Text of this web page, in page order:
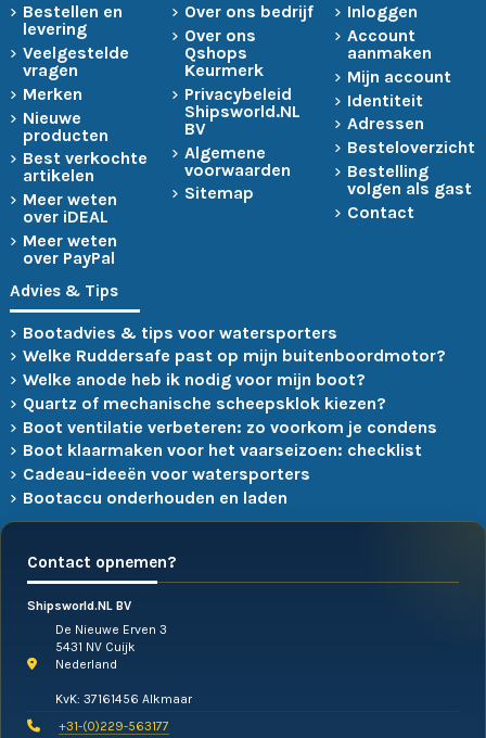
Bestellen en
levering
Veelgestelde
vragen
Merken
Nieuwe
producten
Best verkochte
artikelen
Meer weten
over iDEAL
Meer weten
over PayPal
Over ons bedrijf
Over ons
Qshops
Keurmerk
Privacybeleid
Shipsworld.NL
BV
Algemene
voorwaarden
Sitemap
Inloggen
Account
aanmaken
Mijn account
Identiteit
Adressen
Besteloverzicht
Bestelling
volgen als gast
Contact
Advies & Tips
Bootadvies & tips voor watersporters
Welke Ruddersafe past op mijn buitenboordmotor?
Welke anode heb ik nodig voor mijn boot?
Quartz of mechanische scheepsklok kiezen?
Boot ventilatie verbeteren: zo voorkom je condens
Boot klaarmaken voor het vaarseizoen: checklist
Cadeau-ideeën voor watersporters
Bootaccu onderhouden en laden
Contact opnemen?
Shipsworld.NL BV
De Nieuwe Erven 3
5431 NV Cuijk
Nederland
KvK: 37161456 Alkmaar
+31-(0)229-563177